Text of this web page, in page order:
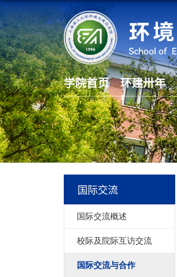
学院首页 环建卅年
国际交流
国际交流概述
校际及院际互访交流
国际交流与合作